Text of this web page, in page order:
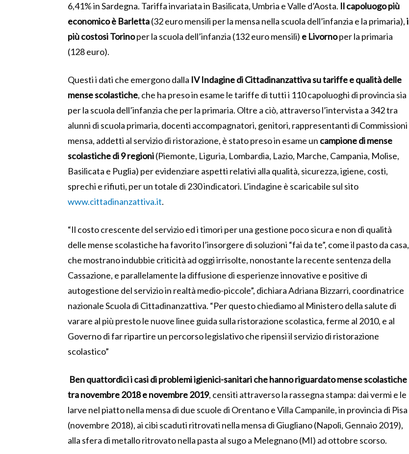
6,41% in Sardegna. Tariffa invariata in Basilicata, Umbria e Valle d’Aosta. Il capoluogo più
economico è Barletta(32 euro mensili per la mensa nella scuola dell’infanzia e la primaria),i
più costosi Torinoper la scuola dell’infanzia (132 euro mensili) e Livornoper la primaria
(128 euro).
Questi i dati che emergono dalla IV Indagine di Cittadinanzattiva su tariffe e qualità delle
mense scolastiche, che ha preso in esame le tariffe di tutti i 110 capoluoghi di provincia sia
per la scuola dell’infanzia che per la primaria. Oltre a ciò, attraverso l’intervista a 342 tra
alunni di scuola primaria, docenti accompagnatori, genitori, rappresentanti di Commissioni
mensa, addetti al servizio di ristorazione, è stato preso in esame un campione di mense
scolastiche di 9 regioni(Piemonte, Liguria, Lombardia, Lazio, Marche, Campania, Molise,
Basilicata e Puglia) per evidenziare aspetti relativi alla qualità, sicurezza, igiene, costi,
sprechi e rifiuti, per un totale di 230 indicatori. L’indagine è scaricabile sul sito
www.cittadinanzattiva.it.
“Il costo crescente del servizio ed i timori per una gestione poco sicura e non di qualità
delle mense scolastiche ha favorito l’insorgere di soluzioni “fai da te”, come il pasto da casa,
che mostrano indubbie criticità ad oggi irrisolte, nonostante la recente sentenza della
Cassazione, e parallelamente la diffusione di esperienze innovative e positive di
autogestione del servizio in realtà medio-piccole”, dichiara Adriana Bizzarri, coordinatrice
nazionale Scuola di Cittadinanzattiva. “Per questo chiediamo al Ministero della salute di
varare al più presto le nuove linee guida sulla ristorazione scolastica, ferme al 2010, e al
Governo di far ripartire un percorso legislativo che ripensi il servizio di ristorazione
scolastico”
Ben quattordici i casi di problemi igienici-sanitari che hanno riguardato mense scolastiche
tra novembre 2018 e novembre 2019, censiti attraverso la rassegna stampa: dai vermi e le
larve nel piatto nella mensa di due scuole di Orentano e Villa Campanile, in provincia di Pisa
(novembre 2018), ai cibi scaduti ritrovati nella mensa di Giugliano (Napoli, Gennaio 2019),
alla sfera di metallo ritrovato nella pasta al sugo a Melegnano (MI) ad ottobre scorso.